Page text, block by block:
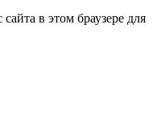
в этом браузере для